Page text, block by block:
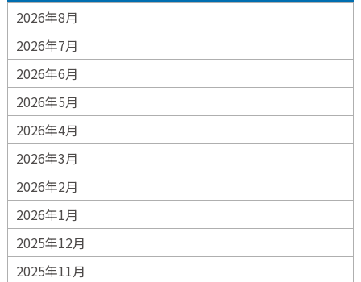
2026年8月
2026年7月
2026年6月
2026年5月
2026年4月
2026年3月
2026年2月
2026年1月
2025年12月
2025年11月